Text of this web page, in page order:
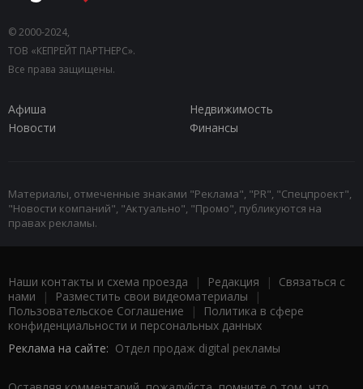
© 2000-2024,
ТОВ «КЕПРЕЙТ ПАРТНЕРС».
Все права защищены.
Афиша
Недвижимость
Новости
Финансы
Материалы, отмеченные знаками "Реклама", "PR", "Спецпроект",
"Новости компаний", "Актуально", "Промо", публикуются на
правах рекламы.
Наши контакты и схема проезда | Редакция | Связаться с
нами | Разместить свои видеоматериалы |
Пользовательское Соглашение |
Политика в сфере
конфиденциальности и персональных данных
Реклама на сайте: Отдел продаж digital рекламы